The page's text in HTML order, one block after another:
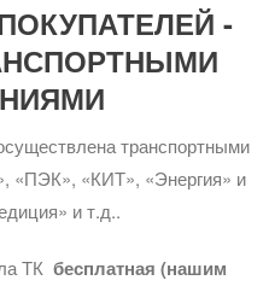
-
транспортными
«ПЭК», «КИТ», «Энергия» и
и т.д..
ТК бесплатная (нашим